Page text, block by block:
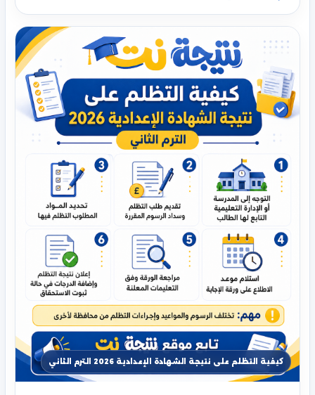
كيفية التظلم على نتيجة الشهادة الإعدادية 2026 الترم الثاني